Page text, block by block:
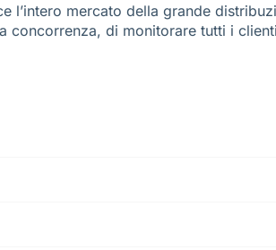
mercato della grande
di monitorare tutti i